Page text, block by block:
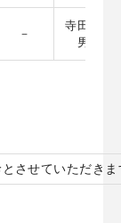
－
寺田治
男
させていただきま